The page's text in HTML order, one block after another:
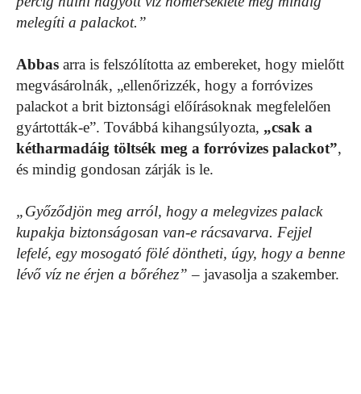
melegíti a palackot.”
Abbas arra is felszólította az embereket, hogy mielőtt
megvásárolnák, „ellenőrizzék, hogy a forróvizes
palackot a brit biztonsági előírásoknak megfelelően
gyártották-e”. Továbbá kihangsúlyozta, „csak a
kétharmadáig töltsék meg a forróvizes palackot”,
és mindig gondosan zárják is le.
„Győződjön meg arról, hogy a melegvizes palack
kupakja biztonságosan van-e rácsavarva. Fejjel
lefelé, egy mosogató fölé döntheti, úgy, hogy a benne
lévő víz ne érjen a bőréhez” – javasolja a szakember.